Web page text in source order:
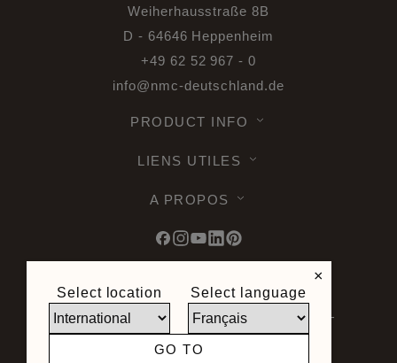
Weiherhausstraße 8B
D - 64646 Heppenheim
+49 62 52 967 - 0
info@nmc-deutschland.de
PRODUCT INFO
LIENS UTILES
A PROPOS
© 2026 Noël & Marquet. Tous droits
reservés - Protection des données RGPD -
Conditions d'utilisation -Limite de
responsabilité -
×
Select location Select language
GO TO